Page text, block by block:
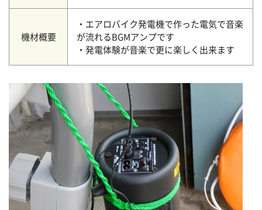
機材概要
・エアロバイク発電機で作った電気で音楽
が流れるBGMアンプです
・発電体験が音楽で更に楽しく出来ます